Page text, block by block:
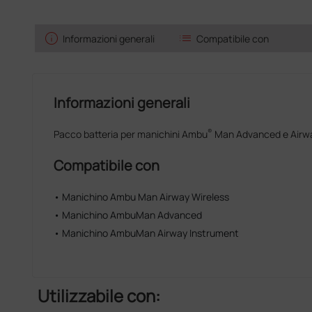
info Informazioni generali list Compatibile con
Informazioni generali
Pacco batteria per manichini Ambu® Man Advanced e
Compatibile con
• Manichino Ambu Man Airway Wireless
• Manichino AmbuMan Advanced
• Manichino AmbuMan Airway Instrument
Utilizzabile con: